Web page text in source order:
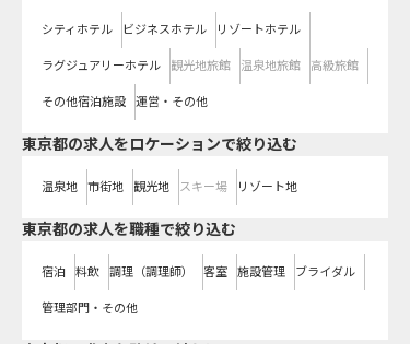
シティホテル ビジネスホテル リゾートホテル
ラグジュアリーホテル 観光地旅館 温泉地旅館 高級旅館
その他宿泊施設 運営・その他
東京都の求人をロケーションで絞り込む
温泉地 市街地 観光地 スキー場 リゾート地
東京都の求人を職種で絞り込む
宿泊 料飲 調理（調理師） 客室 施設管理 ブライダル
管理部門・その他